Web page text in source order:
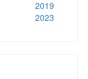
2019
2023